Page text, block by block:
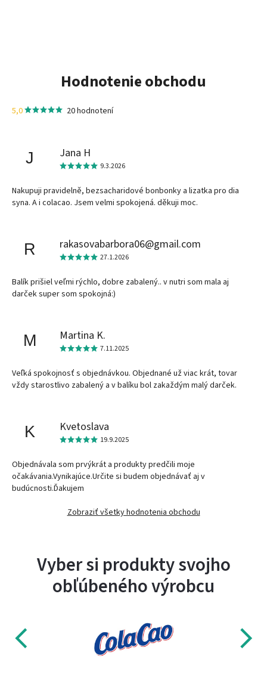
Hodnotenie obchodu
5,0 20 hodnotení
J Jana H
9.3.2026
Nakupuji pravidelně, bezsacharidové bonbonky a lizatka pro dia
syna. A i colacao. Jsem velmi spokojená. děkuji moc.
R rakasovabarbora06@gmail.com
27.1.2026
Balík prišiel veľmi rýchlo, dobre zabalený.. v nutri som mala aj
darček super som spokojná:)
M Martina K.
7.11.2025
Veľká spokojnosť s objednávkou. Objednané už viac krát, tovar
vždy starostlivo zabalený a v balíku bol zakaždým malý darček.
K Kvetoslava
19.9.2025
Objednávala som prvýkrát a produkty predčili moje
očakávania.Vynikajúce.Určite si budem objednávať aj v
budúcnosti.Ďakujem
Zobraziť všetky hodnotenia obchodu
Vyber si produkty svojho
obľúbeného výrobcu